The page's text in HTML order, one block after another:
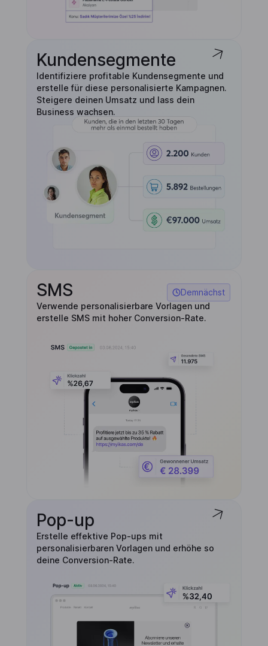
Kundensegmente
Identifiziere profitable Kundensegmente und
erstelle für diese personalisierte Kampagnen.
Steigere deinen Umsatz und lass dein
Business wachsen.
SMS
Verwende personalisierbare Vorlagen und
erstelle SMS mit hoher Conversion-Rate.
Demnächst
Pop-up
Erstelle effektive Pop-ups mit
personalisierbaren Vorlagen und erhöhe so
deine Conversion-Rate.